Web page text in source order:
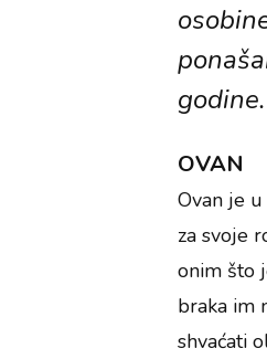
godine.
OVAN
Ovan je
za svoje
onim što
braka im
shvaćati